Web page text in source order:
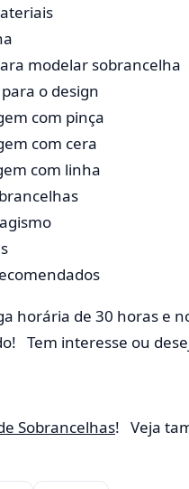
modelar sobrancelha
o design
com pinça
com cera
com linha
horária de 30 horas e
Tem interesse ou
Sobrancelhas! Veja